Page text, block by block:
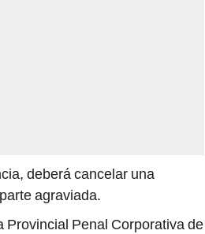
deberá cancelar una
agraviada.
Provincial Penal Corporativa de